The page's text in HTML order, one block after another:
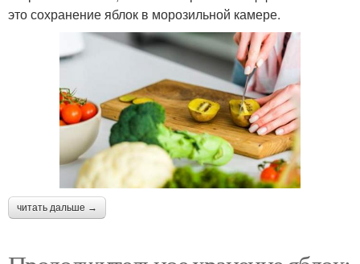
это сохранение яблок в морозильной камере.
читать дальше →